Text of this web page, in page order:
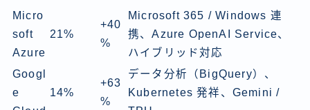
Micro
soft
Azure
21%
+40
%
Microsoft 365 / Windows 連
携、Azure OpenAI Service、
ハイブリッド対応
Googl
e
14%
+63
%
データ分析（BigQuery）、
Kubernetes 発祥、Gemini /